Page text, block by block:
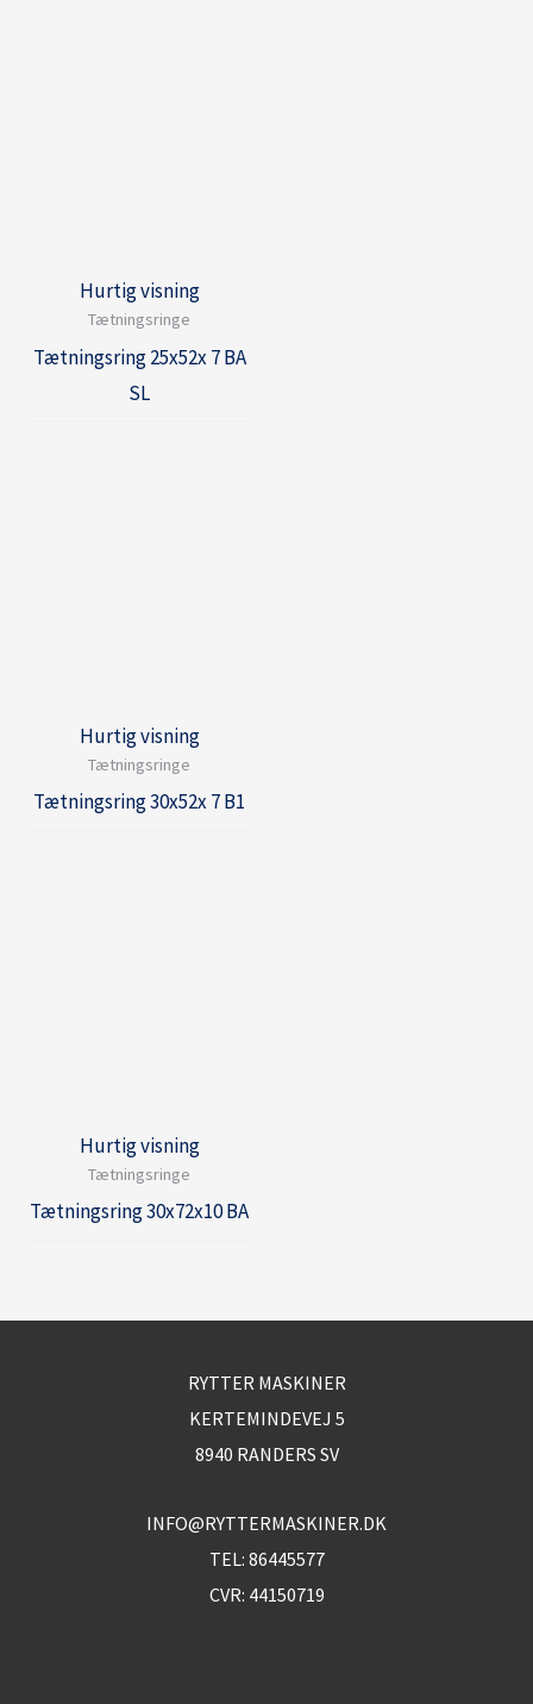
Hurtig visning
Tætningsringe
Tætningsring 25x52x 7 BA
SL
Hurtig visning
Tætningsringe
Tætningsring 30x52x 7 B1
Hurtig visning
Tætningsringe
Tætningsring 30x72x10 BA
RYTTER MASKINER
KERTEMINDEVEJ 5
8940 RANDERS SV
INFO@RYTTERMASKINER.DK
TEL: 86445577
CVR: 44150719